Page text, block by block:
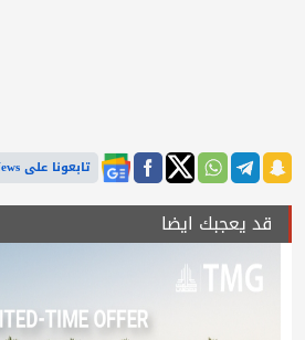
تابعونا على Google News
قد يعجبك ايضا